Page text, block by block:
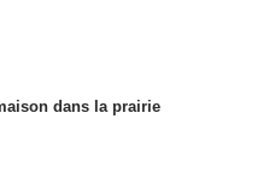
dans la prairie